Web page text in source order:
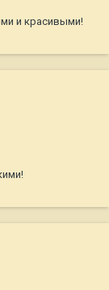
и красивыми!